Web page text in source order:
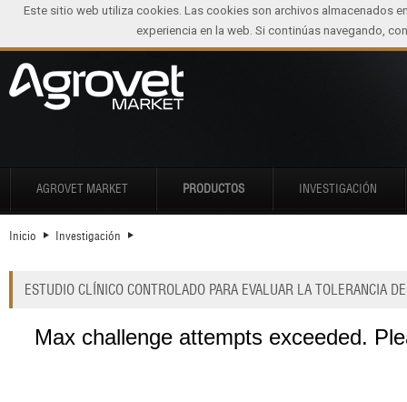
AGROVET MARKET PRODUCTOS INVESTIGACIÓN
Inicio Investigación
ESTUDIO CLÍNICO CONTROLADO PARA EVALUAR LA TOLERANCIA
Este sitio web utiliza cookies. Las cookies son archivos almacenados
experiencia en la web. Si continúas navegando,